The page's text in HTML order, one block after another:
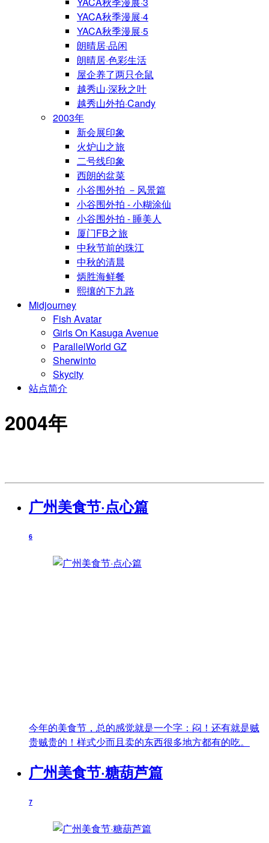
YACA秋季漫展·4
YACA秋季漫展·5
朗晴居·品闲
朗晴居·色彩生活
屋企养了两只仓鼠
越秀山·深秋之叶
越秀山外拍·Candy
2003年
新会展印象
火炉山之旅
二号线印象
西朗的盆菜
小谷围外拍 －风景篇
小谷围外拍 - 小糊涂仙
小谷围外拍 - 睡美人
厦门FB之旅
中秋节前的珠江
中秋的清晨
炳胜海鲜餐
熙攘的下九路
Midjourney
Fish Avatar
Girls On Kasuga Avenue
ParallelWorld GZ
Sherwinto
Skycity
站点简介
2004年
广州美食节·点心篇
6
今年的美食节，总的感觉就是一个字：闷！还有就是贼
贵贼贵的！样式少而且卖的东西很多地方都有的吃。
广州美食节·糖葫芦篇
7